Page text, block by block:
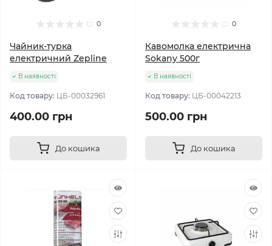
0
Чайник-турка
електричний Zepline
В наявності
Код товару: ЦБ-00032961
400.00 грн
До кошика
0
Кавомолка електрична
Sokany 500г
В наявності
Код товару: ЦБ-00042213
500.00 грн
До кошика